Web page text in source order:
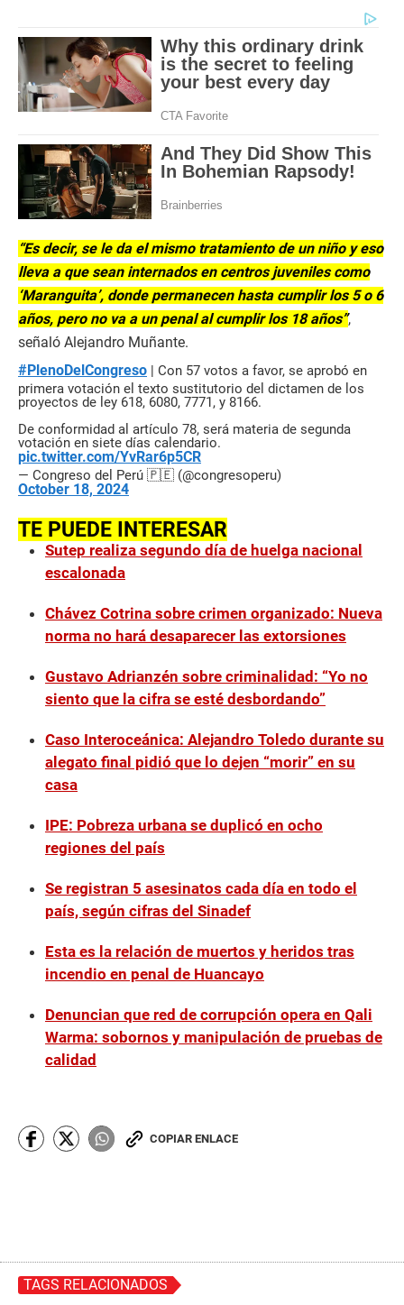
“Es decir, se le da el mismo tratamiento de un niño y eso
lleva a que sean internados en centros juveniles como
‘Maranguita’, donde permanecen hasta cumplir los 5 o 6
años, pero no va a un penal al cumplir los 18 años”,
señaló Alejandro Muñante.
#PlenoDelCongreso | Con 57 votos a favor, se aprobó en
primera votación el texto sustitutorio del dictamen de los
proyectos de ley 618, 6080, 7771, y 8166.
De conformidad al artículo 78, será materia de segunda
votación en siete días calendario.
pic.twitter.com/YvRar6p5CR
— Congreso del Perú 🇵🇪 (@congresoperu)
October 18, 2024
TE PUEDE INTERESAR
Sutep realiza segundo día de huelga nacional
escalonada
Chávez Cotrina sobre crimen organizado: Nueva
norma no hará desaparecer las extorsiones
Gustavo Adrianzén sobre criminalidad: “Yo no
siento que la cifra se esté desbordando”
Caso Interoceánica: Alejandro Toledo durante su
alegato final pidió que lo dejen “morir” en su
casa
IPE: Pobreza urbana se duplicó en ocho
regiones del país
Se registran 5 asesinatos cada día en todo el
país, según cifras del Sinadef
Esta es la relación de muertos y heridos tras
incendio en penal de Huancayo
Denuncian que red de corrupción opera en Qali
Warma: sobornos y manipulación de pruebas de
calidad
COPIAR ENLACE
TAGS RELACIONADOS